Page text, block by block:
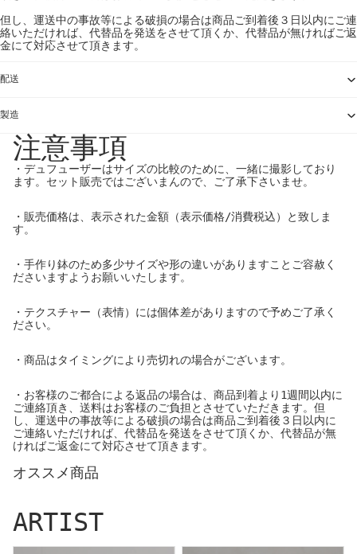
但し、運送中の事故等による破損の場合は商品ご到着後３日以内にご連
絡いただければ、代替品を発送をさせて頂くか、代替品が無ければご返
金にて対応させて頂きます。
配送
製造
注意事項
・デュフューザーはサイズの比較のために、一緒に撮影しており
ます。セット販売ではございまんので、ご了承下さいませ。
・販売価格は、表示された金額（表示価格/消費税込）と致しま
す。
・手作り鉢のため多少サイズや形の違いがありますことご容赦く
ださいますようお願いいたします。
・テクスチャー（表情）には個体差がありますので予めご了承く
ださい。
・商品はタイミングにより売切れの場合がございます。
・お客様のご都合による返品の場合は、商品到着より1週間以内に
ご連絡頂き、送料はお客様のご負担とさせていただきます。但
し、運送中の事故等による破損の場合は商品ご到着後３日以内に
ご連絡いただければ、代替品を発送をさせて頂くか、代替品が無
ければご返金にて対応させて頂きます。
オススメ商品
ARTIST